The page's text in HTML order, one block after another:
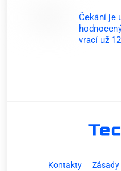
Čekání je
vrací už
Kontakty